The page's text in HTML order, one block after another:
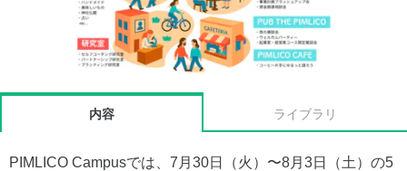
内容 ライブラリ
PIMLICO Campusでは、7月30日（火）〜8月3日（土）の5